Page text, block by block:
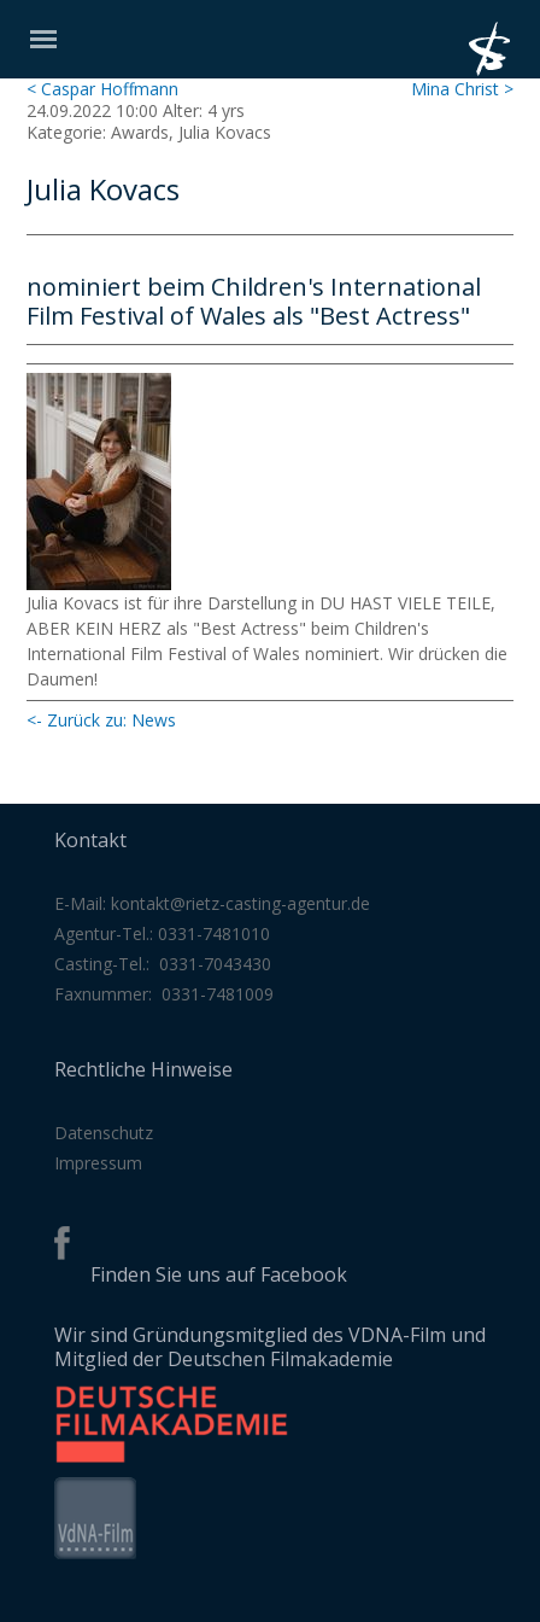
Mina Christ >
< Caspar Hoffmann
24.09.2022 10:00 Alter: 4 yrs
Kategorie: Awards, Julia Kovacs
Julia Kovacs
nominiert beim Children's International
Film Festival of Wales als "Best Actress"
Julia Kovacs ist für ihre Darstellung in DU HAST VIELE TEILE,
ABER KEIN HERZ als "Best Actress" beim Children's
International Film Festival of Wales nominiert. Wir drücken die
Daumen!
<- Zurück zu: News
Kontakt
E-Mail: kontakt@rietz-casting-agentur.de
Agentur-Tel.: 0331-7481010
Casting-Tel.: 0331-7043430
Faxnummer: 0331-7481009
Rechtliche Hinweise
Datenschutz
Impressum
Finden Sie uns auf Facebook
Wir sind Gründungsmitglied des VDNA-Film und
Mitglied der Deutschen Filmakademie